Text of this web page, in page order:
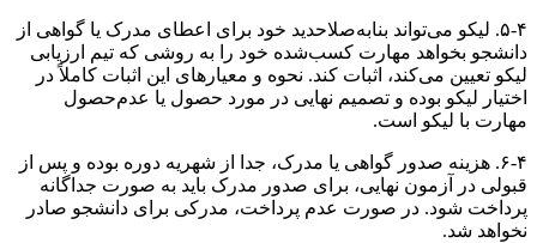
۵-۴. لیکو می‌تواند بنابه‌‌صلاحدید خود برای اعطای مدرک یا گواهی از
دانشجو بخواهد مهارت کسب‌شده خود را به روشی که تیم ارزیابی
لیکو تعیین می‌کند، اثبات کند. نحوه و معیارهای این اثبات کاملاً در
اختیار لیکو بوده و تصمیم نهایی در مورد حصول یا عدم‌حصول
مهارت با لیکو است.
۶-۴. هزینه صدور گواهی یا مدرک، جدا از شهریه دوره بوده و پس از
قبولی در آزمون نهایی، برای صدور مدرک باید به صورت جداگانه
پرداخت شود. در صورت عدم پرداخت، مدرکی برای دانشجو صادر
نخواهد شد.